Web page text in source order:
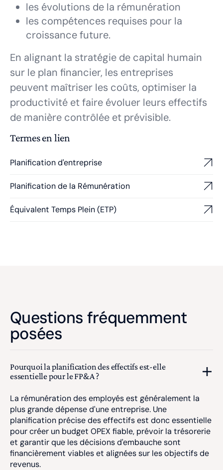
les évolutions de la rémunération
les compétences requises pour la
croissance future.
En alignant la stratégie de capital humain
sur le plan financier, les entreprises
peuvent maîtriser les coûts, optimiser la
productivité et faire évoluer leurs effectifs
de manière contrôlée et prévisible.
Termes en lien
Planification d'entreprise
Planification de la Rémunération
Équivalent Temps Plein (ETP)
Questions fréquemment
posées
Pourquoi la planification des effectifs est-elle
essentielle pour le FP&A ?
La rémunération des employés est généralement la
plus grande dépense d'une entreprise. Une
planification précise des effectifs est donc essentielle
pour créer un budget OPEX fiable, prévoir la trésorerie
et garantir que les décisions d'embauche sont
financièrement viables et alignées sur les objectifs de
revenus.